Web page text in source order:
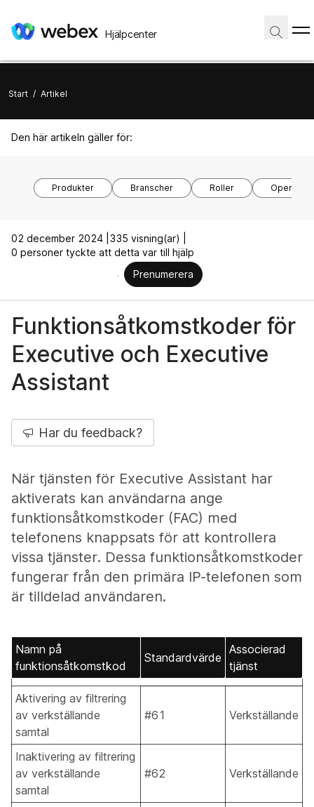
Hjälpcenter
Start / Artikel
Den här artikeln gäller för:
Produkter Branscher Roller
02 december 2024 | 335 visning(ar) |
0 personer tyckte att detta var till hjälp
Prenumerera
Funktionsåtkomstkoder för
Executive och Executive
Assistant
Har du feedback?
När tjänsten för Executive Assistant har
aktiverats kan användarna ange
funktionsåtkomstkoder (FAC) med
telefonens knappsats för att kontrollera
vissa tjänster. Dessa funktionsåtkomstkoder
fungerar från den primära IP-telefonen som
är tilldelad användaren.
Namn på
funktionsåtkomstkod
Standardvärde
Associerad
tjänst
Aktivering av filtrering
av verkställande
samtal
#61 Verkställande
Inaktivering av filtrering
av verkställande
samtal
#62 Verkställande